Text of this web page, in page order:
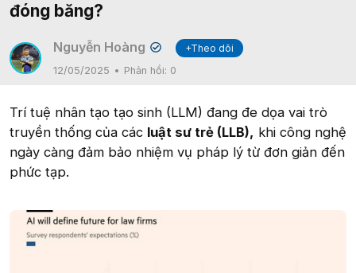
đóng băng?
Nguyễn Hoàng ✔
+Theo dõi
12/05/2025
Phản hồi: 0
Trí tuệ nhân tạo tạo sinh (LLM) đang đe dọa vai trò
truyền thống của các luật sư trẻ (LLB), khi công nghệ
ngày càng đảm bảo nhiệm vụ pháp lý từ đơn giản đến
phức tạp.